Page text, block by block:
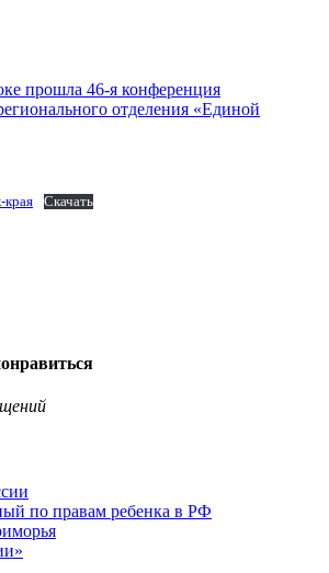
прошла 46-я конференция
отделения «Единой
края Скачать
по правам ребенка в РФ